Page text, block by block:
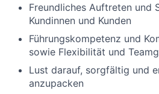
Freundliches Auftreten und
Kundinnen und Kunden
Führungskompetenz und
sowie Flexibilität und
Lust darauf, sorgfältig und
anzupacken